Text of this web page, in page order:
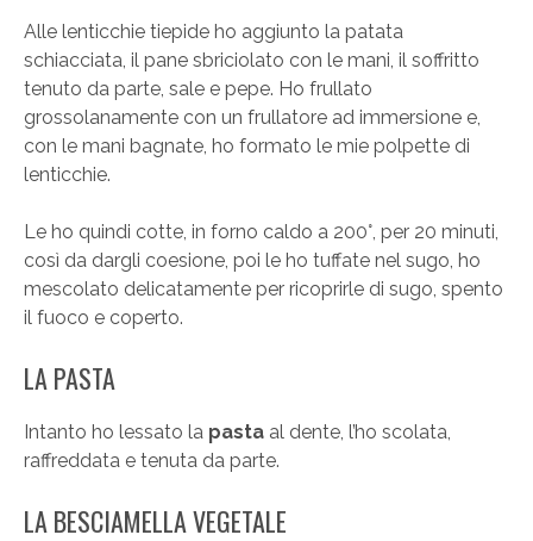
Alle lenticchie tiepide ho aggiunto la patata
schiacciata, il pane sbriciolato con le mani, il soffritto
tenuto da parte, sale e pepe. Ho frullato
grossolanamente con un frullatore ad immersione e,
con le mani bagnate, ho formato le mie polpette di
lenticchie.
Le ho quindi cotte, in forno caldo a 200°, per 20 minuti,
così da dargli coesione, poi le ho tuffate nel sugo, ho
mescolato delicatamente per ricoprirle di sugo, spento
il fuoco e coperto.
LA PASTA
Intanto ho lessato la pasta al dente, l’ho scolata,
raffreddata e tenuta da parte.
LA BESCIAMELLA VEGETALE